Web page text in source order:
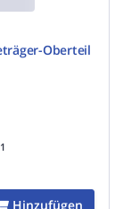
Oberteil
Hinzufügen